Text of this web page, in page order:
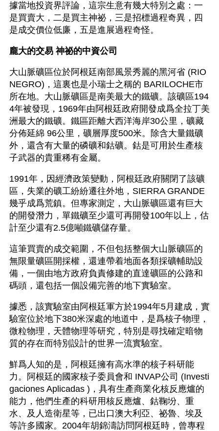
據當地投資界評論，這宗生意有幾大特別之處：一
是買賣大，二是買主神祕，三是招標過程奇異，四
是成交價位低廉，五是進展過程奇怪。
龐大的交易 神祕的中資公司
大山脈礦區位於阿根廷南部風景秀麗的黑河省 (RIO
NEGRO)，這裏也是小瑞士之稱的 BARILOCHE市
所在地。大山脈礦區是南美最大的鐵礦。該礦區194
4年被發現，1969年由阿根廷政府開發成爲全拉丁美
洲最大的鐵礦。鐵區距離大西洋海岸30公里，礦藏
分佈延綿 96公里，礦層厚度500米。除含大量鐵礦
外，還含有大量的磷礦和鈷礦。鈷是可用於生產核
子武器的貴重稀有金屬。
1991年，因經濟政策變動，阿根廷政府關閉了該礦
區，失業的礦工紛紛遷往外地，SIERRA GRANDE
幾乎成爲荒鎮。但專家測定，大山脈礦區還有巨大
的開發潛力，單鐵礦至少還可再開發100年以上，估
計至少還有2.5億噸鐵礦儲存量。
這筆買賣的成交範圍，不但包括整個大山脈礦區的
無限量礦區開採權，還連帶着地面各類採礦輔助設
備，一個由地方政府負責修建的直達礦區的公路和
碼頭，還包括一個設備完善的地下實驗室。
據悉，該實驗室由阿根廷軍方於1994年5月建成，實
驗室位於地下380米深處的地道中，是爲核子物理，
微粒物理，天體物理等研究，特別是尋找確定暗物
質的存在而特別設計的世界一流實驗室。
鮮爲人知的是，阿根廷擁有高水準的核子科研能
力。阿根廷的國家核子委員會和 INVAP公司 (Investi
gaciones Aplicadas )，具有生產商業化核反應爐的
能力，他們生產的科研用核反應爐、鈷鞠坋、重
水、及人造衛星等，已出口澳大利亞、祕魯、埃及
等許多國家。2004年胡錦濤訪問阿根廷時，曾專程